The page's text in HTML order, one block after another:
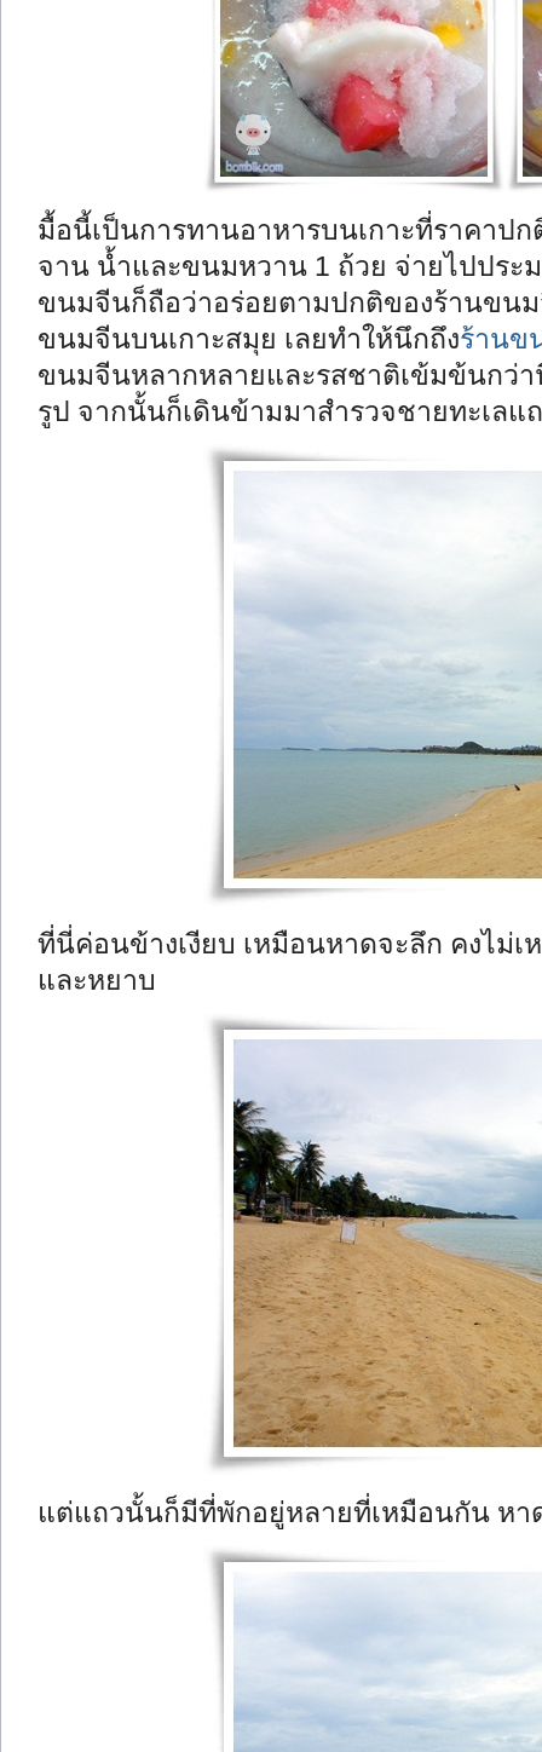
มื้อนี้เป็นการทานอาหารบนเกาะที่ราคาป
จาน น้ำและขนมหวาน 1 ถ้วย จ่ายไปประ
ขนมจีนก็ถือว่าอร่อยตามปกติของร้านขน
ขนมจีนบนเกาะสมุย เลยทำให้นึกถึงร้านข
ขนมจีนหลากหลายและรสชาติเข้มข้นกว่
รูป จากนั้นก็เดินข้ามมาสำรวจชายทะเลแ
ที่นี่ค่อนข้างเงียบ เหมือนหาดจะลึก คงไม่เ
และหยาบ
แต่แถวนั้นก็มีที่พักอยู่หลายที่เหมือนกัน หา